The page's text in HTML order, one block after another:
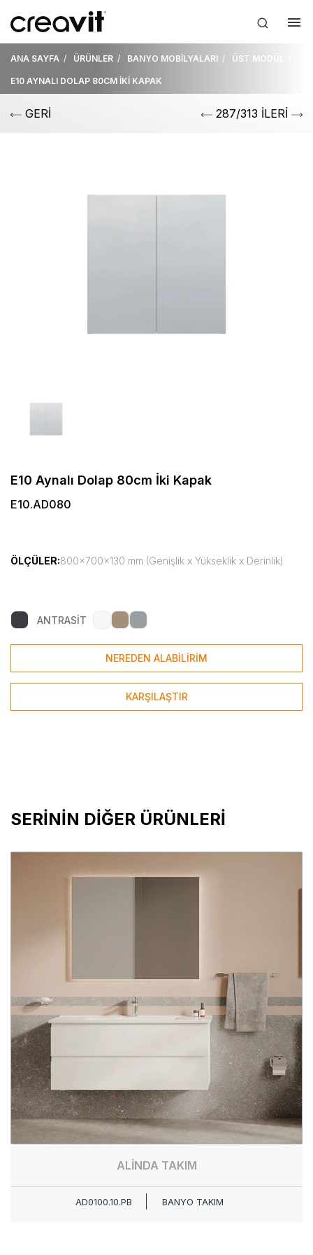
ANA SAYFA ÜRÜNLER BANYO MOBİLYALARI ÜST MODÜL
E10 AYNALI DOLAP 80CM İKİ KAPAK
GERİ 287/313 İLERİ
E10 Aynalı Dolap 80cm İki Kapak
E10.AD080
ÖLÇÜLER:800x700x130 mm (Genişlik x Yükseklik x Derinlik)
ANTRASİT
NEREDEN ALABİLİRİM
KARŞILAŞTIR
SERİNİN DİĞER ÜRÜNLERİ
ALİNDA TAKIM
AD0100.10.PB BANYO TAKIM